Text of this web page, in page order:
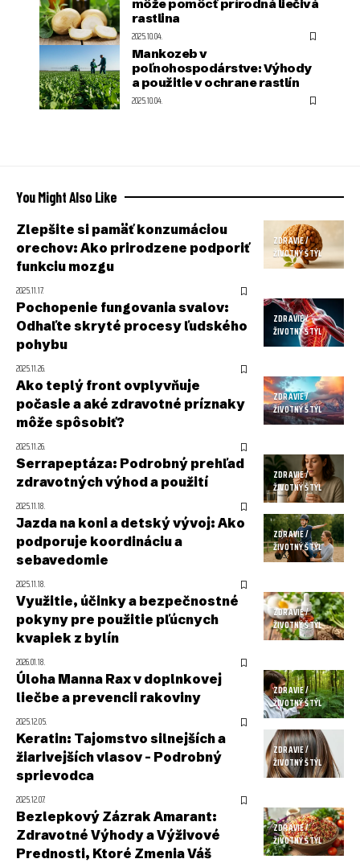
môže pomôcť prírodná liečivá
rastlina
2025.10.04.
Mankozeb v
poľnohospodárstve: Výhody
a použitie v ochrane rastlín
2025.10.04.
You Might Also Like
ZDRAVIE /
ŽIVOTNÝ ŠTÝL
Zlepšite si pamäť konzumáciou
orechov: Ako prirodzene podporiť
funkciu mozgu
2025.11.17.
ZDRAVIE /
ŽIVOTNÝ ŠTÝL
Pochopenie fungovania svalov:
Odhaľte skryté procesy ľudského
pohybu
2025.11.26.
ZDRAVIE /
ŽIVOTNÝ ŠTÝL
Ako teplý front ovplyvňuje
počasie a aké zdravotné príznaky
môže spôsobiť?
2025.11.26.
ZDRAVIE /
ŽIVOTNÝ ŠTÝL
Serrapeptáza: Podrobný prehľad
zdravotných výhod a použití
2025.11.18.
ZDRAVIE /
ŽIVOTNÝ ŠTÝL
Jazda na koni a detský vývoj: Ako
podporuje koordináciu a
sebavedomie
2025.11.18.
ZDRAVIE /
ŽIVOTNÝ ŠTÝL
Využitie, účinky a bezpečnostné
pokyny pre použitie pľúcnych
kvapiek z bylín
2026.01.18.
ZDRAVIE /
ŽIVOTNÝ ŠTÝL
Úloha Manna Rax v doplnkovej
liečbe a prevencii rakoviny
2025.12.05.
ZDRAVIE /
ŽIVOTNÝ ŠTÝL
Keratin: Tajomstvo silnejších a
žiarivejších vlasov – Podrobný
sprievodca
2025.12.07.
ZDRAVIE /
ŽIVOTNÝ ŠTÝL
Bezlepkový Zázrak Amarant:
Zdravotné Výhody a Výživové
Prednosti, Ktoré Zmenia Váš